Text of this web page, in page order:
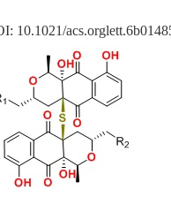
10.1021/